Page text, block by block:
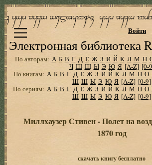
Электронная библиотека
Войти
По авторам: А Б В Г Д Е Ж З И Й К Л М Н
Ч Ш Щ Ы Э Ю Я [A-Z] [0-
По книгам: А Б В Г Д Е Ж З И Й К Л М Н О
Ш Щ Ы Э Ю Я [A-Z] [0-9]
По сериям: А Б В Г Д Е Ж З И Й К Л М Н О
Ш Щ Ы Э Ю Я [A-Z] [0-9]
Миллхаузер Стивен - Полет на
1870 год
скачать книгу бесплатно